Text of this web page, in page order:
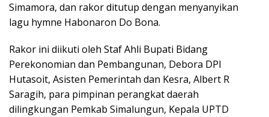
Simamora, dan rakor ditutup dengan menyanyikan
lagu hymne Habonaron Do Bona.
Rakor ini diikuti oleh Staf Ahli Bupati Bidang
Perekonomian dan Pembangunan, Debora DPI
Hutasoit, Asisten Pemerintah dan Kesra, Albert R
Saragih, para pimpinan perangkat daerah
dilingkungan Pemkab Simalungun, Kepala UPTD